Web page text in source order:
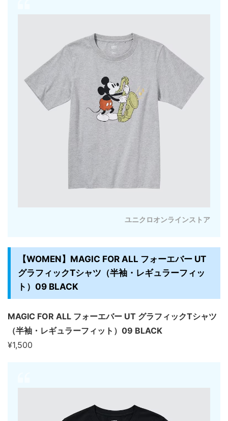
ユニクロオンラインストア
【WOMEN】MAGIC FOR ALL フォーエバー UT
グラフィックTシャツ（半袖・レギュラーフィッ
ト）09 BLACK
MAGIC FOR ALL フォーエバー UT グラフィックTシャツ
（半袖・レギュラーフィット）09 BLACK
¥1,500